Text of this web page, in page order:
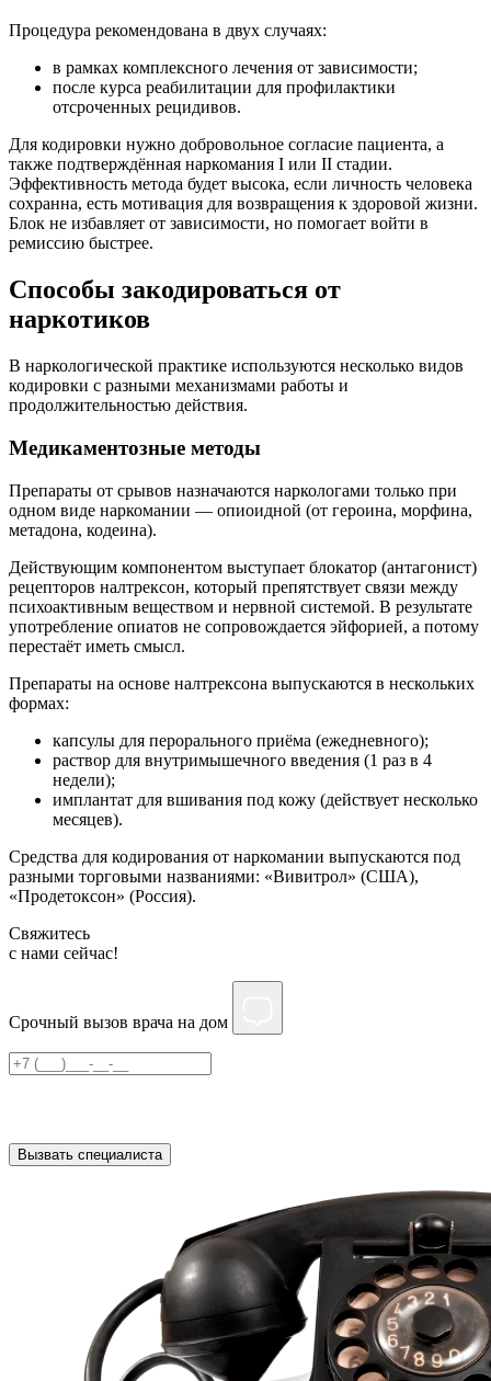
Процедура рекомендована в двух случаях:
в рамках комплексного лечения от зависимости;
после курса реабилитации для профилактики
отсроченных рецидивов.
Для кодировки нужно добровольное согласие пациента, а
также подтверждённая наркомания I или II стадии.
Эффективность метода будет высока, если личность человека
сохранна, есть мотивация для возвращения к здоровой жизни.
Блок не избавляет от зависимости, но помогает войти в
ремиссию быстрее.
Способы закодироваться от
наркотиков
В наркологической практике используются несколько видов
кодировки с разными механизмами работы и
продолжительностью действия.
Медикаментозные методы
Препараты от срывов назначаются наркологами только при
одном виде наркомании — опиоидной (от героина, морфина,
метадона, кодеина).
Действующим компонентом выступает блокатор (антагонист)
рецепторов налтрексон, который препятствует связи между
психоактивным веществом и нервной системой. В результате
употребление опиатов не сопровождается эйфорией, а потому
перестаёт иметь смысл.
Препараты на основе налтрексона выпускаются в нескольких
формах:
капсулы для перорального приёма (ежедневного);
раствор для внутримышечного введения (1 раз в 4
недели);
имплантат для вшивания под кожу (действует несколько
месяцев).
Средства для кодирования от наркомании выпускаются под
разными торговыми названиями: «Вивитрол» (США),
«Продетоксон» (Россия).
Свяжитесь
c нами сейчас!
Срочный вызов врача на дом
Вызвать специалиста